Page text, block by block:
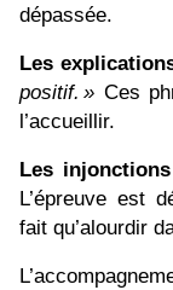
dépassée.
Les
positif. » Ces
l’accueillir.
Les
L’épreuve est
fait qu’alourdir